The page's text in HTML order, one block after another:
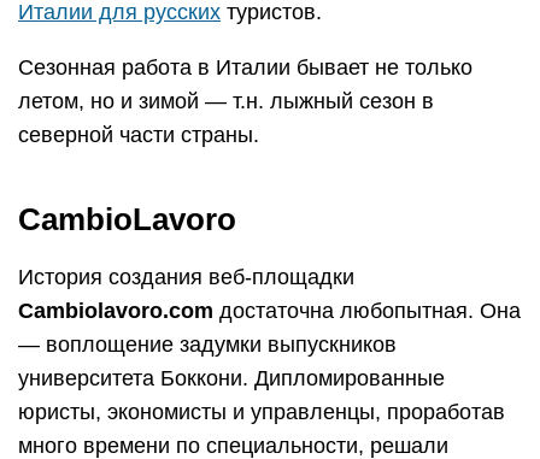
Италии для русских туристов.
Сезонная работа в Италии бывает не только
летом, но и зимой — т.н. лыжный сезон в
северной части страны.
CambioLavoro
История создания веб-площадки
Сambiolavoro.com достаточна любопытная. Она
— воплощение задумки выпускников
университета Боккони. Дипломированные
юристы, экономисты и управленцы, проработав
много времени по специальности, решали